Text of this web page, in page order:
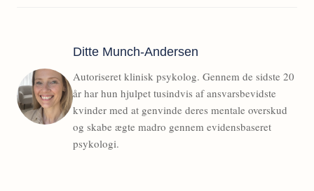
Ditte Munch-Andersen
Autoriseret klinisk psykolog. Gennem de sidste 20
år har hun hjulpet tusindvis af ansvarsbevidste
kvinder med at genvinde deres mentale overskud
og skabe ægte madro gennem evidensbaseret
psykologi.